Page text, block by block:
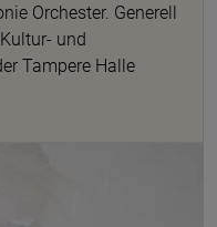
Orchester. Generell
und
Tampere Halle